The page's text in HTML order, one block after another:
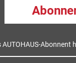
AUTOHAUS-Abonnent